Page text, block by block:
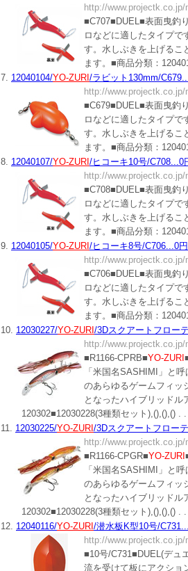
http://
■C707■DUEL■表面曳釣
ロなどに適したタイプで
す。水しぶきを上げるこ
ます。■商品分類：
7. 12040104/YO-ZURI /ラビット130mm/
http://
■C679■DUEL■表面曳釣
ロなどに適したタイプで
す。水しぶきを上げるこ
ます。■商品分類：
8. 12040107/YO-ZURI /ヒコーキ10号/C708...0
http://
■C708■DUEL■表面曳釣
ロなどに適したタイプで
す。水しぶきを上げるこ
ます。■商品分類：
9. 12040105/YO-ZURI /ヒコーキ8号/C706...0円
http://
■C706■DUEL■表面曳釣
ロなどに適したタイプで
す。水しぶきを上げるこ
ます。■商品分類：
10. 12030227/YO-ZURI /3Dスクアートフロー
http://
■R1166-CPRB■YO-ZURI
「米国名SASHIMI」と
のあらゆるゲームフィッ
となったハイブリッドル
120302■12030228(3種類セット),(),(),() .
11. 12030225/YO-ZURI /3Dスクアートフロー
http://
■R1166-CPGR■YO-ZURI
「米国名SASHIMI」と
のあらゆるゲームフィッ
となったハイブリッドル
120302■12030228(3種類セット),(),(),() .
12. 12040116/YO-ZURI /潜水板K型10号/
http://
■10号/C731■DUEL(デュ
流を受けて板にアクショ